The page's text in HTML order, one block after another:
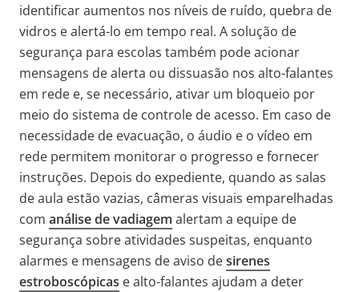
identificar aumentos nos níveis de ruído, quebra de
vidros e alertá-lo em tempo real. A solução de
segurança para escolas também pode acionar
mensagens de alerta ou dissuasão nos alto-falantes
em rede e, se necessário, ativar um bloqueio por
meio do sistema de controle de acesso. Em caso de
necessidade de evacuação, o áudio e o vídeo em
rede permitem monitorar o progresso e fornecer
instruções. Depois do expediente, quando as salas
de aula estão vazias, câmeras visuais emparelhadas
com análise de vadiagem alertam a equipe de
segurança sobre atividades suspeitas, enquanto
alarmes e mensagens de aviso desirenes
estroboscópicas e alto-falantes ajudam a deter